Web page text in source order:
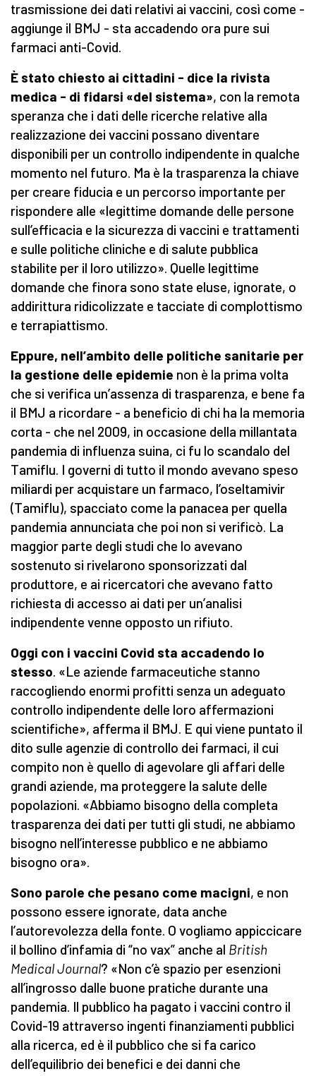
trasmissione dei dati relativi ai vaccini, così come -
aggiunge il BMJ - sta accadendo ora pure sui
farmaci anti-Covid.
È stato chiesto ai cittadini - dice la rivista
medica - di fidarsi «del sistema», con la remota
speranza che i dati delle ricerche relative alla
realizzazione dei vaccini possano diventare
disponibili per un controllo indipendente in qualche
momento nel futuro. Ma è la trasparenza la chiave
per creare fiducia e un percorso importante per
rispondere alle «legittime domande delle persone
sull’efficacia e la sicurezza di vaccini e trattamenti
e sulle politiche cliniche e di salute pubblica
stabilite per il loro utilizzo». Quelle legittime
domande che finora sono state eluse, ignorate, o
addirittura ridicolizzate e tacciate di complottismo
e terrapiattismo.
Eppure, nell’ambito delle politiche sanitarie per
la gestione delle epidemie non è la prima volta
che si verifica un’assenza di trasparenza, e bene fa
il BMJ a ricordare - a beneficio di chi ha la memoria
corta - che nel 2009, in occasione della millantata
pandemia di influenza suina, ci fu lo scandalo del
Tamiflu. I governi di tutto il mondo avevano speso
miliardi per acquistare un farmaco, l’oseltamivir
(Tamiflu), spacciato come la panacea per quella
pandemia annunciata che poi non si verificò. La
maggior parte degli studi che lo avevano
sostenuto si rivelarono sponsorizzati dal
produttore, e ai ricercatori che avevano fatto
richiesta di accesso ai dati per un’analisi
indipendente venne opposto un rifiuto.
Oggi con i vaccini Covid sta accadendo lo
stesso. «Le aziende farmaceutiche stanno
raccogliendo enormi profitti senza un adeguato
controllo indipendente delle loro affermazioni
scientifiche», afferma il BMJ. E qui viene puntato il
dito sulle agenzie di controllo dei farmaci, il cui
compito non è quello di agevolare gli affari delle
grandi aziende, ma proteggere la salute delle
popolazioni. «Abbiamo bisogno della completa
trasparenza dei dati per tutti gli studi, ne abbiamo
bisogno nell’interesse pubblico e ne abbiamo
bisogno ora».
Sono parole che pesano come macigni, e non
possono essere ignorate, data anche
l’autorevolezza della fonte. O vogliamo appiccicare
il bollino d’infamia di “no vax” anche al British
Medical Journal? «Non c’è spazio per esenzioni
all’ingrosso dalle buone pratiche durante una
pandemia. Il pubblico ha pagato i vaccini contro il
Covid-19 attraverso ingenti finanziamenti pubblici
alla ricerca, ed è il pubblico che si fa carico
dell’equilibrio dei benefici e dei danni che